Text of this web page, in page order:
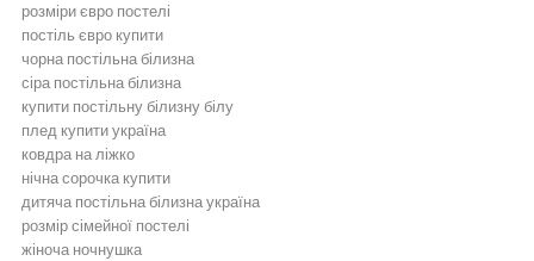
розміри євро постелі
постіль євро купити
чорна постільна білизна
сіра постільна білизна
купити постільну білизну білу
плед купити україна
ковдра на ліжко
нічна сорочка купити
дитяча постільна білизна україна
розмір сімейної постелі
жіноча ночнушка